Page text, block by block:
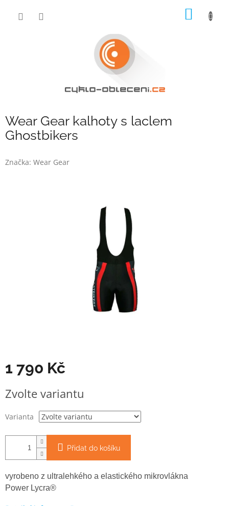
Wear Gear kalhoty s laclem
Ghostbikers
Značka: Wear Gear
1 790 Kč
cena:
Zvolte variantu
Varianta
Přidat do košíku
vyrobeno z ultralehkého a elastického mikrovlákna
Power Lycra®